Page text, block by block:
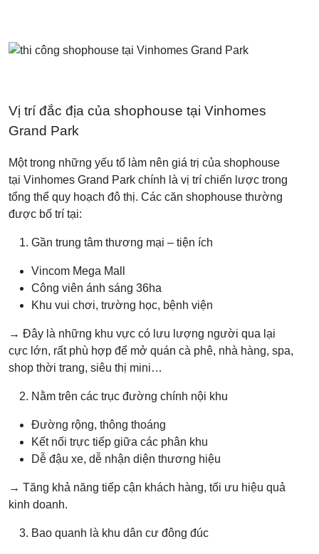
Vị trí đắc địa của shophouse tại Vinhomes
Grand Park
Một trong những yếu tố làm nên giá trị của shophouse
tại Vinhomes Grand Park chính là vị trí chiến lược trong
tổng thể quy hoạch đô thị. Các căn shophouse thường
được bố trí tại:
Gần trung tâm thương mại – tiện ích
Vincom Mega Mall
Công viên ánh sáng 36ha
Khu vui chơi, trường học, bệnh viện
→ Đây là những khu vực có lưu lượng người qua lại
cực lớn, rất phù hợp để mở quán cà phê, nhà hàng, spa,
shop thời trang, siêu thị mini…
Nằm trên các trục đường chính nội khu
Đường rộng, thông thoáng
Kết nối trực tiếp giữa các phân khu
Dễ đậu xe, dễ nhận diện thương hiệu
→ Tăng khả năng tiếp cận khách hàng, tối ưu hiệu quả
kinh doanh.
Bao quanh là khu dân cư đông đúc